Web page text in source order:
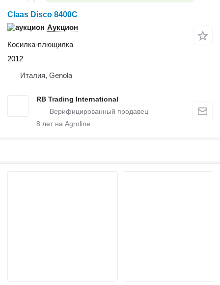
Claas Disco 8400C
Аукцион
Косилка-плющилка
2012
Италия, Genola
RB Trading International
8 лет на Agroline